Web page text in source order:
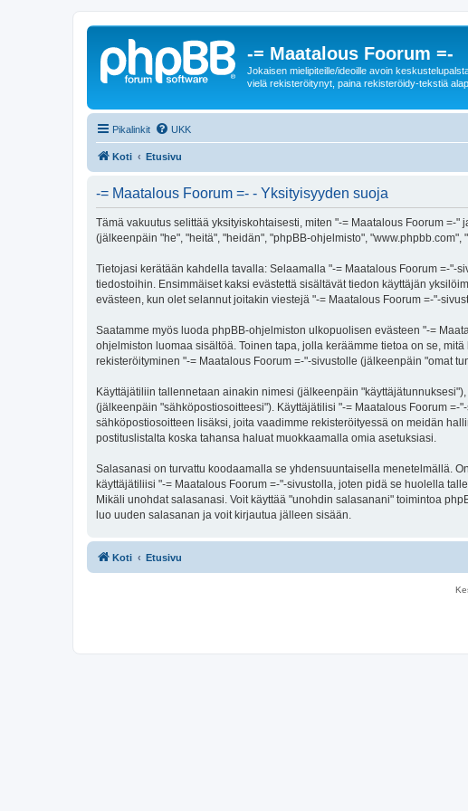
-= Maatalous Foorum =-
Jokaisen mielipiteille/ideoille avoin
vielä rekisteröitynyt, paina rekisteröidy-tekstiä
Pikalinkit UKK
Koti Etusivu
-= Maatalous Foorum =- - Yksityisyyden suoja
Tämä vakuutus selittää yksityiskohtaisesti, miten "-= Maatalous Foorum =-
(jälkeenpäin "he", "heitä", "heidän", "phpBB-ohjelmisto",
Tietojasi kerätään kahdella tavalla: Selaamalla "-= Maatalous Foorum =-
tiedostoihin. Ensimmäiset kaksi evästettä sisältävät tiedon käyttäjän
evästeen, kun olet selannut joitakin viestejä "-= Maatalous Foorum =-"-
Saatamme myös luoda phpBB-ohjelmiston ulkopuolisen evästeen "-=
ohjelmiston luomaa sisältöä. Toinen tapa, jolla keräämme tietoa on se,
rekisteröityminen "-= Maatalous Foorum =-"-sivustolle (jälkeenpäin "omat
Käyttäjätiliin tallennetaan ainakin nimesi (jälkeenpäin
(jälkeenpäin "sähköpostiosoitteesi"). Käyttäjätilisi "-= Maatalous Foorum
sähköpostiosoitteen lisäksi, joita vaadimme rekisteröityessä on meidän
postituslistalta koska tahansa haluat muokkaamalla omia asetuksiasi.
Salasanasi on turvattu koodaamalla se yhdensuuntaisella menetelmällä.
käyttäjätiliisi "-= Maatalous Foorum =-"-sivustolla, joten pidä se huolella
Mikäli unohdat salasanasi. Voit käyttää "unohdin salasanani" toimintoa
luo uuden salasanan ja voit kirjautua jälleen sisään.
Koti Etusivu